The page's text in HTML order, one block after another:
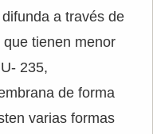
a través de
tienen menor
235,
de forma
varias formas